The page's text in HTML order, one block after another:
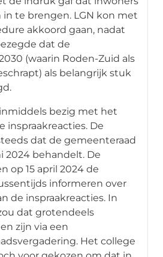
te brengen. LGN kon met
akkoord gaan, nadat
dat de
(waarin Roden-Zuid als
als belangrijk stuk
bezig met het
inspraakreacties. De
dat de gemeenteraad
2024 behandelt. De
op 15 april 2024 de
informeren over
de inspraakreacties. In
dat grotendeels
zijn via een
Het college